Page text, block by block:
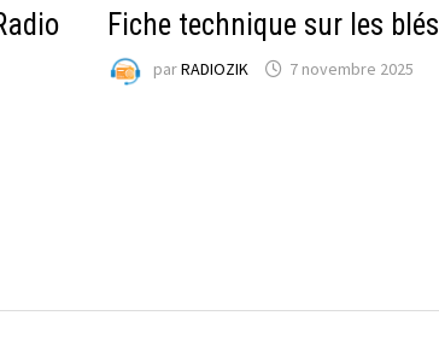
Fiche technique sur les blés
parRADIOZIK 7 novembre 2025